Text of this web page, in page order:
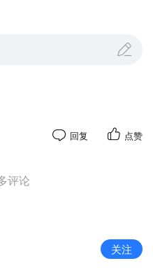
回复 点赞
评论
关注